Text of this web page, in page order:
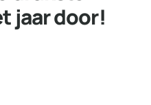
jaar door!